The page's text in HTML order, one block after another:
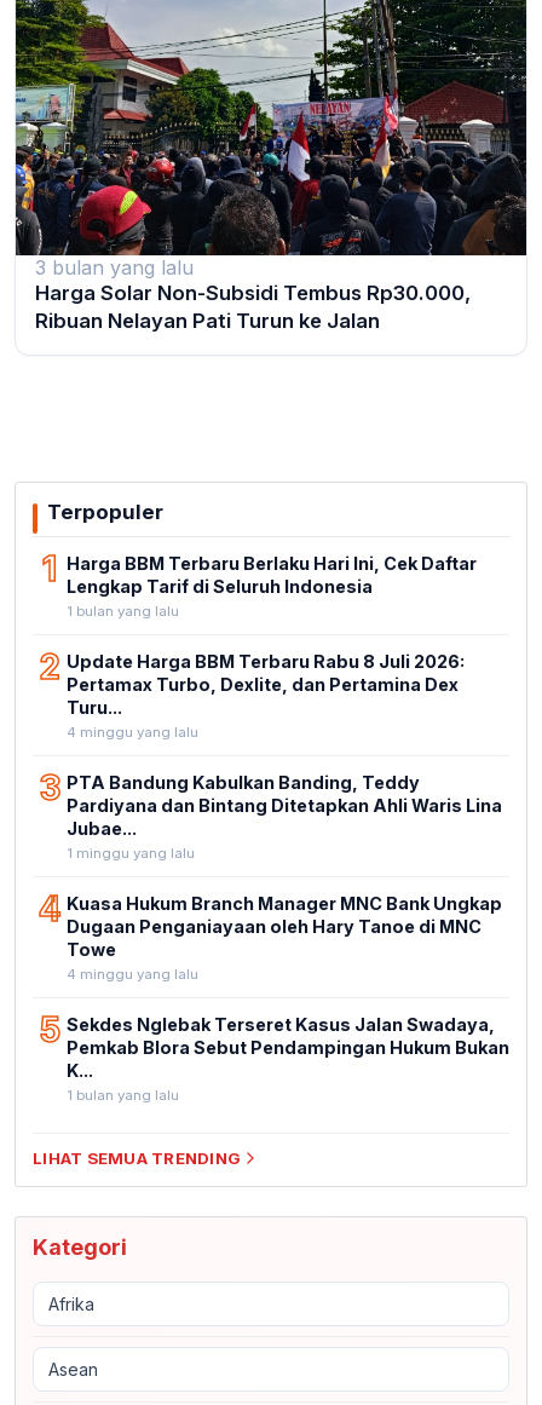
3 bulan yang lalu
Harga Solar Non-Subsidi Tembus Rp30.000,
Ribuan Nelayan Pati Turun ke Jalan
Terpopuler
1 Harga BBM Terbaru Berlaku Hari Ini, Cek Daftar
Lengkap Tarif di Seluruh Indonesia
1 bulan yang lalu
2 Update Harga BBM Terbaru Rabu 8 Juli 2026:
Pertamax Turbo, Dexlite, dan Pertamina Dex
Turu...
4 minggu yang lalu
3 PTA Bandung Kabulkan Banding, Teddy
Pardiyana dan Bintang Ditetapkan Ahli Waris Lina
Jubae...
1 minggu yang lalu
4 Kuasa Hukum Branch Manager MNC Bank Ungkap
Dugaan Penganiayaan oleh Hary Tanoe di MNC
Towe
4 minggu yang lalu
5 Sekdes Nglebak Terseret Kasus Jalan Swadaya,
Pemkab Blora Sebut Pendampingan Hukum Bukan
K...
1 bulan yang lalu
LIHAT SEMUA TRENDING
Kategori
Afrika
Asean